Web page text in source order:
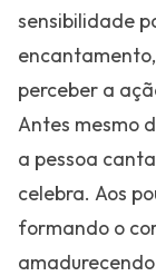
sensibilidade
perceber a
Antes mesmo
a pessoa
celebra. Aos
formando o